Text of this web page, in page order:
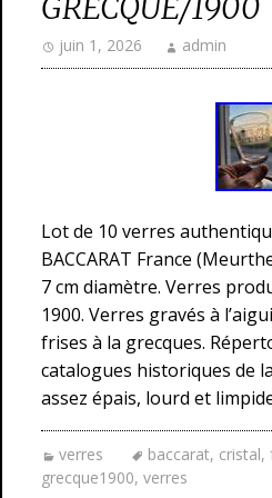
juin 1, 2026 admin
Lot de 10 verres
BACCARAT France
7 cm diamètre. Verres
1900. Verres gravés à
frises à la grecques.
catalogues historiques de
assez épais, lourd et
verres baccarat, cristal,
grecque1900, verres